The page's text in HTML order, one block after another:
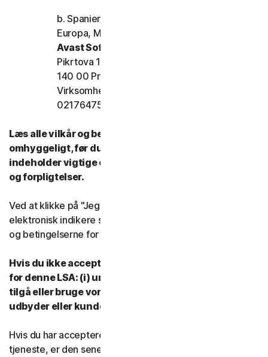
b. Spanien, Frankrig, Italien og resten af
Europa, Mellemøsten og Afrika
Avast Software s.r.o.
Pikrtova 1737/1a, Nusle,
140 00 Praha 4 Tjekkiet
Virksomhedens registreringsnummer:
02176475 og momsnummer: CZ02176475
Læs alle vilkår og betingelser for denne LSA
omhyggeligt, før du bruger vores tjenester. De
indeholder vigtige oplysninger om dine rettigheder
og forpligtelser.
Ved at klikke på "Jeg accepterer" eller på anden måde
elektronisk indikere samtykke, accepterer du vilkårene
og betingelserne for denne LSA.
Hvis du ikke accepterer vilkårene og betingelserne
for denne LSA: (i) undlad at downloade, installere,
tilgå eller bruge vores tjenester, og (ii) kontakt din
udbyder eller kundeservice og support.
Hvis du har accepteret flere versioner af denne LSA til en
tjeneste, er den seneste version af LSA, du